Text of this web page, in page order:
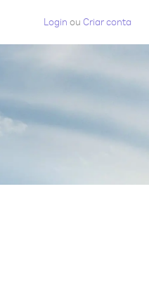
Login ou Criar conta